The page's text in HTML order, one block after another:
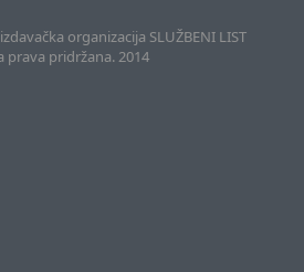
organizacija SLUŽBENI LIST
prava pridržana. 2014